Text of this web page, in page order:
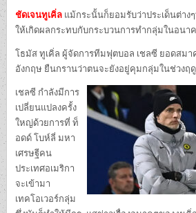
ชัดเจนทูเคิ่ล แม้กระนั้นก็ยอมรับว่าประเด็นต่าง
ให้เกิดผลกระทบกับกระบวนการทำกลุ่มในอน
โธมัส ทูเคิ่ล ผู้จัดการทีมฟุตบอล เชลซี ยอดสมา
อังกฤษ ยืนกรานว่าตนจะยังอยู่คุมกลุ่มในช่วงฤ
เชลซี กำลังมีการ
เปลี่ยนแปลงครั้ง
ใหญ่ด้วยการที่ ท็
อดด์ โบห์ลี่ มหา
เศรษฐีคน
ประเทศอเมริกา
จะเข้ามา
เทคโอเวอร์กลุ่ม